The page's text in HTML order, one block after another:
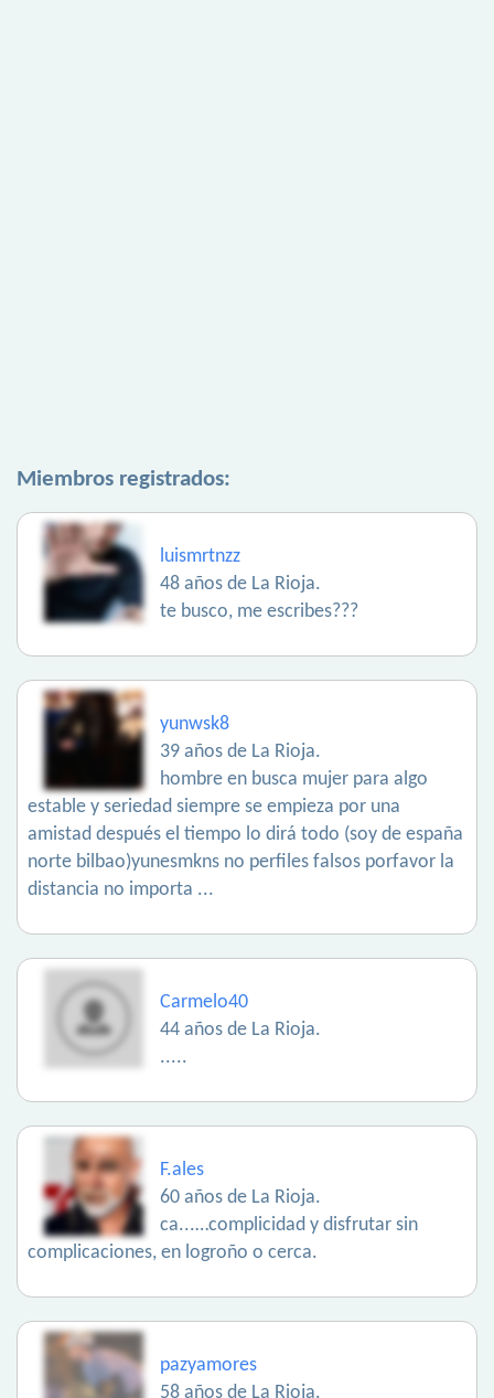
Miembros registrados:
luismrtnzz
48 años de La Rioja.
te busco, me escribes???
yunwsk8
39 años de La Rioja.
hombre en busca mujer para algo
estable y seriedad siempre se empieza por una
amistad después el tiempo lo dirá todo (soy de españa
norte bilbao)yunesmkns no perfiles falsos porfavor la
distancia no importa ...
Carmelo40
44 años de La Rioja.
.....
F.ales
60 años de La Rioja.
ca...…complicidad y disfrutar sin
complicaciones, en logroño o cerca.
pazyamores
58 años de La Rioja.